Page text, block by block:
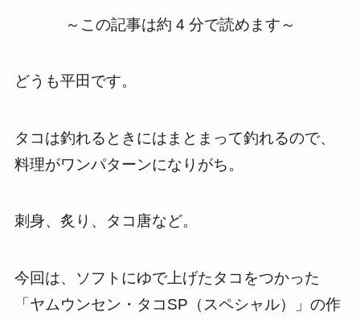
～この記事は約 4 分で読めます～
どうも平田です。
タコは釣れるときにはまとまって釣れるので、
料理がワンパターンになりがち。
刺身、炙り、タコ唐など。
今回は、ソフトにゆで上げたタコをつかった
「ヤムウンセン・タコSP（スペシャル）」の作